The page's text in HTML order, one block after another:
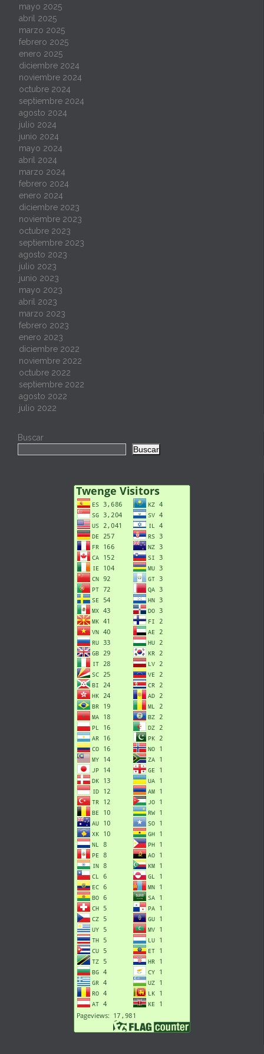
mayo 2025
abril 2025
marzo 2025
febrero 2025
enero 2025
diciembre 2024
noviembre 2024
octubre 2024
septiembre 2024
agosto 2024
julio 2024
junio 2024
mayo 2024
abril 2024
marzo 2024
febrero 2024
enero 2024
diciembre 2023
noviembre 2023
octubre 2023
septiembre 2023
agosto 2023
julio 2023
junio 2023
mayo 2023
abril 2023
marzo 2023
febrero 2023
enero 2023
diciembre 2022
noviembre 2022
octubre 2022
septiembre 2022
agosto 2022
julio 2022
Buscar
Buscar